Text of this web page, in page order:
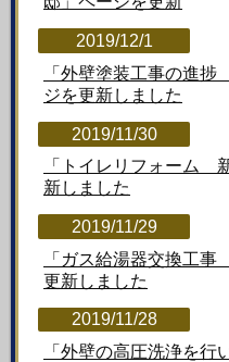
2019/12/1
「外壁塗装工事の進
ジを更新しました
2019/11/30
「トイレリフォーム
新しました
2019/11/29
「ガス給湯器交換工
更新しました
2019/11/28
「外壁の高圧洗浄を